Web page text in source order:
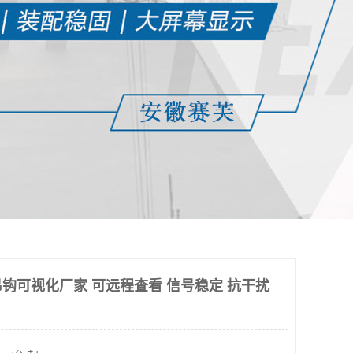
可视化厂家 可远程查看 信号稳定 抗干扰